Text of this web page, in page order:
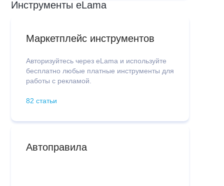
Инструменты eLama
Маркетплейс инструментов
Авторизуйтесь через eLama и используйте
бесплатно любые платные инструменты для
работы с рекламой.
82 статьи
Автоправила